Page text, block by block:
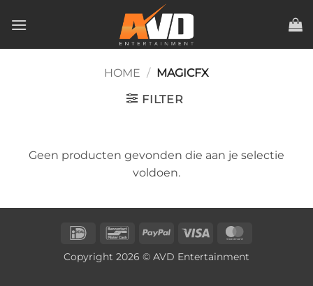
naar
HOME / MAGICFX
FILTER
Geen producten gevonden die aan je selectie
voldoen.
IDeal BancontactPayPal Visa
Copyright 2026 © AVD Entertainment